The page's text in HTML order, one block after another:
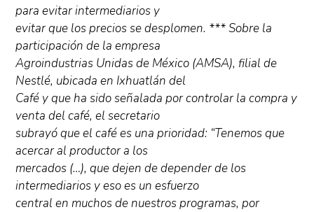
para evitar intermediarios y
evitar que los precios se desplomen. *** Sobre la
participación de la empresa
Agroindustrias Unidas de México (AMSA), filial de
Nestlé, ubicada en Ixhuatlán del
Café y que ha sido señalada por controlar la compra y
venta del café, el secretario
subrayó que el café es una prioridad: “Tenemos que
acercar al productor a los
mercados (…), que dejen de depender de los
intermediarios y eso es un esfuerzo
central en muchos de nuestros programas, por